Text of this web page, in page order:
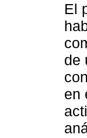
El
de
en